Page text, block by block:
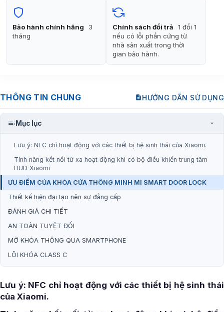
6.990.000₫.
là:
5.190.000₫.
Bảo hành chính hãng
3
tháng
Chính sách đổi trả
1 đổi 1
nếu có lỗi phần cứng từ
nhà sản xuất trong thời
gian bảo hành.
THÔNG TIN CHUNG HƯỚNG DẪN SỬ DỤNG
Mục lục
Lưu ý: NFC chỉ hoạt động với các thiết bị hệ sinh thái của Xiaomi.
Tính năng kết nối từ xa hoạt động khi có bộ điều khiển trung tâm
HUD Xiaomi
ƯU ĐIỂM CỦA KHÓA CỬA THÔNG MINH MI SMART DOOR LOCK
Thiết kế hiện đại tạo nên sự đẳng cấp
ĐÁNH GIÁ CHI TIẾT
AN TOÀN TUYỆT ĐỐI
MỞ KHÓA THÔNG QUA SMARTPHONE
LÕI KHÓA CLASS C
Lưu ý: NFC chỉ hoạt động với các thiết bị hệ sinh thái
của Xiaomi.